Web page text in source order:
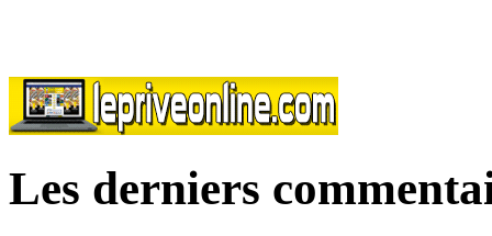
Les derniers